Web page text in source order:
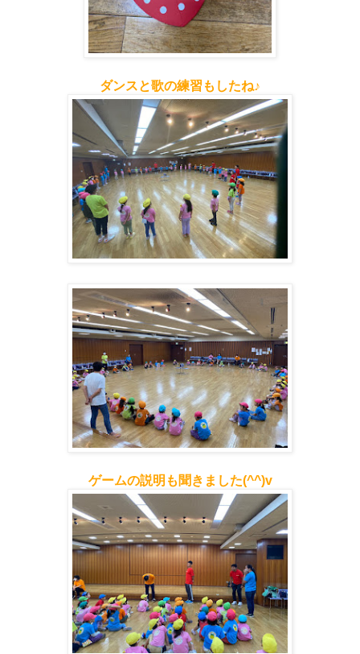
ダンスと歌の練習もしたね♪
ゲームの説明も聞きました(^^)v